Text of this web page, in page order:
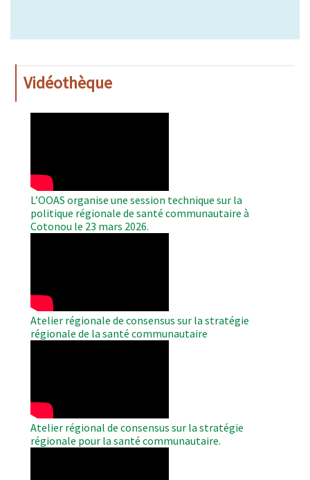
Vidéothèque
L’OOAS organise une session technique sur la
politique régionale de santé communautaire à
Cotonou le 23 mars 2026.
Atelier régionale de consensus sur la stratégie
régionale de la santé communautaire
Atelier régional de consensus sur la stratégie
régionale pour la santé communautaire.